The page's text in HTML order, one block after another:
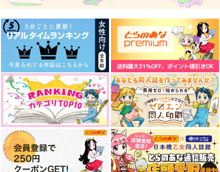
脱兎の如く！
ちょこっと。
1,100円（税込）
冨岡義勇×竈門炭治郎
サンプル
作品詳細
れんたんノート２
みそ漬け
2,357円（税込）
煉獄杏寿郎×竈門炭治郎
サンプル
作品詳細
大正プチプチ噂話
ゴリヤマベルノ
900円（税込）
竈門炭治郎
サンプル
作品詳細
R先輩は心配症!? ～海
の家アルバイト編～
うたげや
専売 315円（税込）
鬼滅の刃
煉獄杏寿郎×竈門炭治郎
サンプル
結び髪、陽だまりの中
で
まるまるしている
専売 1,100円（税込）
鬼滅の刃
冨岡義勇×竈門炭治郎
サンプル
勿忘草の約束を 2 ―
続・花糸撫子は夢を見
ない―
休日出勤
専売 2,845円（税込）
鬼滅の刃
竈門炭治郎×時透無一郎
サンプル